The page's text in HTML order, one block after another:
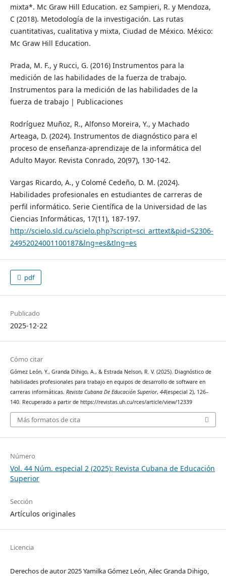
mixta*. Mc Graw Hill Education. ez Sampieri, R. y Mendoza,
C (2018). Metodología de la investigación. Las rutas
cuantitativas, cualitativa y mixta, Ciudad de México. México:
Mc Graw Hill Education.
Prada, M. F., y Rucci, G. (2016) Instrumentos para la
medición de las habilidades de la fuerza de trabajo.
Instrumentos para la medición de las habilidades de la
fuerza de trabajo | Publicaciones
Rodríguez Muñoz, R., Alfonso Moreira, Y., y Machado
Arteaga, D. (2024). Instrumentos de diagnóstico para el
proceso de enseñanza-aprendizaje de la informática del
Adulto Mayor. Revista Conrado, 20(97), 130-142.
Vargas Ricardo, A., y Colomé Cedeño, D. M. (2024).
Habilidades profesionales en estudiantes de carreras de
perfil informático. Serie Científica de la Universidad de las
Ciencias Informáticas, 17(11), 187-197.
http://scielo.sld.cu/scielo.php?script=sci_arttext&pid=S2306-
24952024001100187&lng=es&tlng=es
pdf
Publicado
2025-12-22
Cómo citar
Gómez León, Y., Granda Dihigo, A., & Estrada Nelson, R. V. (2025). Diagnóstico de
habilidades profesionales para trabajo en equipos de desarrollo de software en
carreras informáticas. Revista Cubana De Educación Superior, 44(especial 2), 126–
140. Recuperado a partir de https://revistas.uh.cu/rces/article/view/12339
Más formatos de cita
Número
Vol. 44 Núm. especial 2 (2025): Revista Cubana de Educación
Superior
Sección
Artículos originales
Licencia
Derechos de autor 2025 Yamilka Gómez León, Ailec Granda Dihigo,